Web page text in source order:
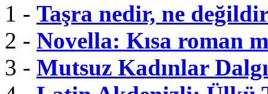
1 - Taşra nedir, ne
2 - Novella: Kısa roman
3 - Mutsuz Kadınlar